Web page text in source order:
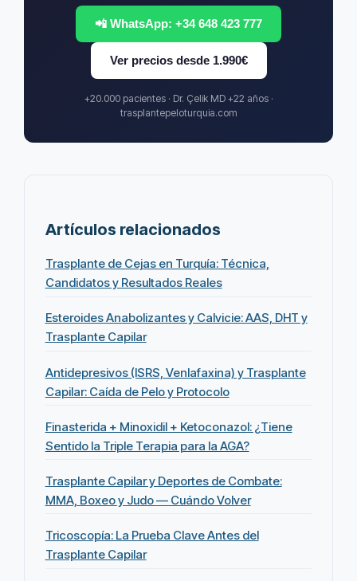
📲 WhatsApp: +34 648 423 777
Ver precios desde 1.990€
+20.000 pacientes · Dr. Çelik MD +22 años ·
trasplantepeloturquia.com
Artículos relacionados
Trasplante de Cejas en Turquía: Técnica,
Candidatos y Resultados Reales
Esteroides Anabolizantes y Calvicie: AAS, DHT y
Trasplante Capilar
Antidepresivos (ISRS, Venlafaxina) y Trasplante
Capilar: Caída de Pelo y Protocolo
Finasterida + Minoxidil + Ketoconazol: ¿Tiene
Sentido la Triple Terapia para la AGA?
Trasplante Capilar y Deportes de Combate:
MMA, Boxeo y Judo — Cuándo Volver
Tricoscopía: La Prueba Clave Antes del
Trasplante Capilar